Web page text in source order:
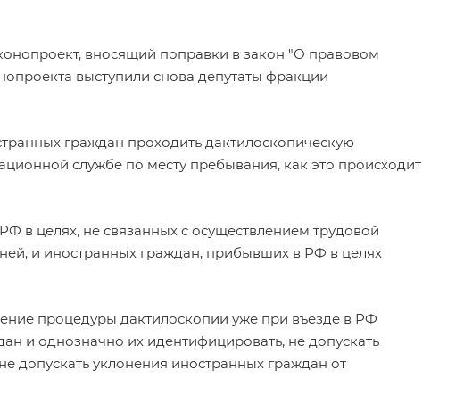
, вносящий поправки в закон "О правовом
выступили снова депутаты фракции
граждан проходить дактилоскопическую
службе по месту пребывания, как это происходит
в целях, не связанных с осуществлением трудовой
и иностранных граждан, прибывших в РФ в целях
процедуры дактилоскопии уже при въезде в РФ
и однозначно их идентифицировать, не допускать
допускать уклонения иностранных граждан от